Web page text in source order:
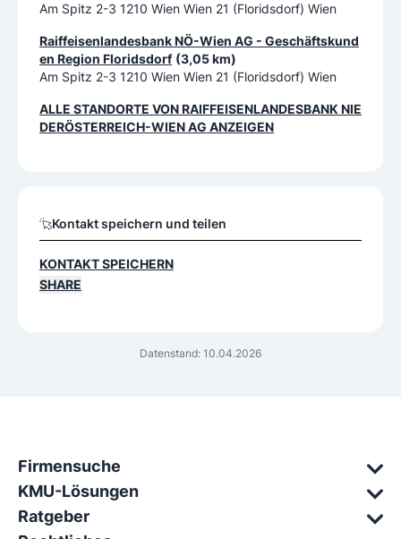
Datenstand: 10.04.2026
Am Spitz 2-3 1210 Wien Wien 21 (Floridsdorf) Wien
Raiffeisenlandesbank NÖ-Wien AG - Geschäftskund
en Region Floridsdorf (3,05 km)
Am Spitz 2-3 1210 Wien Wien 21 (Floridsdorf) Wien
ALLE STANDORTE VONRAIFFEISENLANDESBANK NIE
DERÖSTERREICH-WIEN AG ANZEIGEN
Kontakt speichern und teilen
KONTAKT SPEICHERN
SHARE
Firmensuche
KMU-Lösungen
Ratgeber